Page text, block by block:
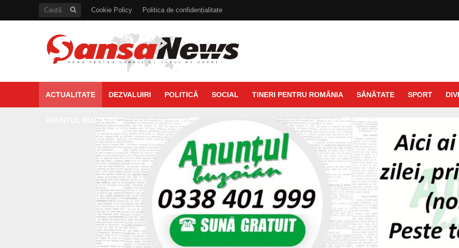
Cookie Policy Politica de confidențialitate
ACTUALITATE DEZVALUIRI POLITICĂ SOCIAL TINERI PENTRU ROMÂNIA SĂNĂTATE SPORT
ANUNTUL BUZOIAN